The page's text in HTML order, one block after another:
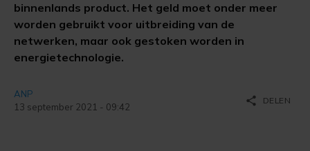
binnenlands product. Het geld moet onder meer
worden gebruikt voor uitbreiding van de
netwerken, maar ook gestoken worden in
energietechnologie.
ANP
13 september 2021 - 09:42
share DELEN